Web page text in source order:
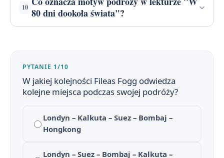
10 80 dni dookoła świata"?
PYTANIE 1/10
W jakiej kolejności Fileas Fogg odwiedza
kolejne miejsca podczas swojej podróży?
Londyn – Kalkuta – Suez – Bombaj –
Hongkong
Londyn – Suez – Bombaj – Kalkuta –